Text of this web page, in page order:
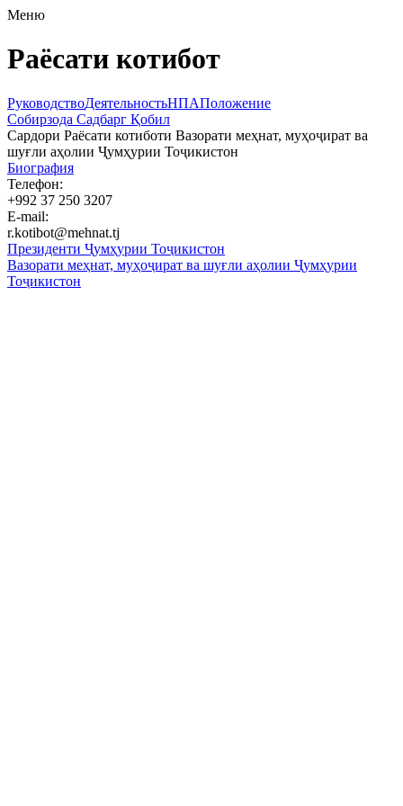
Меню
Раёсати котибот
РуководствоДеятельностьНПАПоложение
Собирзода Садбарг Қобил
Сардори Раёсати котиботи Вазорати меҳнат, муҳоҷират ва
шуғли аҳолии Ҷумҳурии Тоҷикистон
Биография
Телефон:
+992 37 250 3207
E-mail:
r.kotibot@mehnat.tj
Президенти Ҷумҳурии Тоҷикистон
Вазорати меҳнат, муҳоҷират ва шуғли аҳолии Ҷумҳурии
Тоҷикистон